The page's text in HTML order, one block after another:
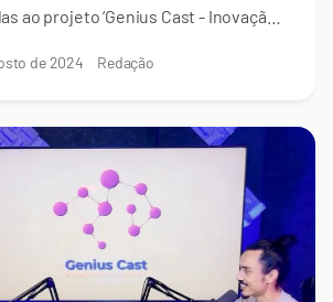
ao projeto ‘Genius Cast - Inovação
de 2024 Redação